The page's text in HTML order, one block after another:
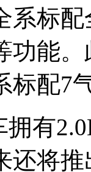
系标
功能
标配7
有
还将